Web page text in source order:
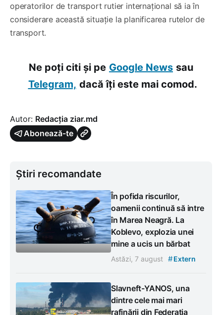
operatorilor de transport rutier internațional să ia în
considerare această situație la planificarea rutelor de
transport.
Ne poți citi și pe Google News sau
Telegram, dacă îți este mai comod.
Autor: Redacția ziar.md
Abonează-te
Știri recomandate
În pofida riscurilor,
oamenii continuă să intre
în Marea Neagră. La
Koblevo, explozia unei
mine a ucis un bărbat
Astăzi, 7 august #Extern
Slavneft-YANOS, una
dintre cele mai mari
rafinării din Federația